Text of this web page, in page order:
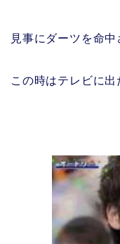
見事にダーツを命中
この時はテレビに出